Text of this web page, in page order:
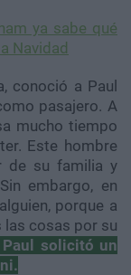
ya sabe qué
Navidad
conoció a Paul
pasajero. A
mucho tiempo
Este hombre
de su familia y
embargo, en
porque a
las cosas por su
solicitó un